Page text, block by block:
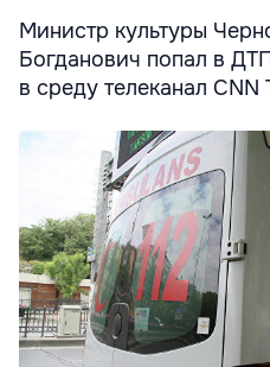
Министр культуры
Богданович попал в
в среду телеканал CNN